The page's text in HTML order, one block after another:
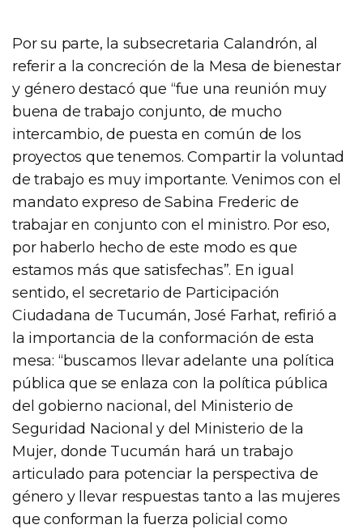
Por su parte, la subsecretaria Calandrón, al
referir a la concreción de la Mesa de bienestar
y género destacó que “fue una reunión muy
buena de trabajo conjunto, de mucho
intercambio, de puesta en común de los
proyectos que tenemos. Compartir la voluntad
de trabajo es muy importante. Venimos con el
mandato expreso de Sabina Frederic de
trabajar en conjunto con el ministro. Por eso,
por haberlo hecho de este modo es que
estamos más que satisfechas”. En igual
sentido, el secretario de Participación
Ciudadana de Tucumán, José Farhat, refirió a
la importancia de la conformación de esta
mesa: “buscamos llevar adelante una política
pública que se enlaza con la política pública
del gobierno nacional, del Ministerio de
Seguridad Nacional y del Ministerio de la
Mujer, donde Tucumán hará un trabajo
articulado para potenciar la perspectiva de
género y llevar respuestas tanto a las mujeres
que conforman la fuerza policial como